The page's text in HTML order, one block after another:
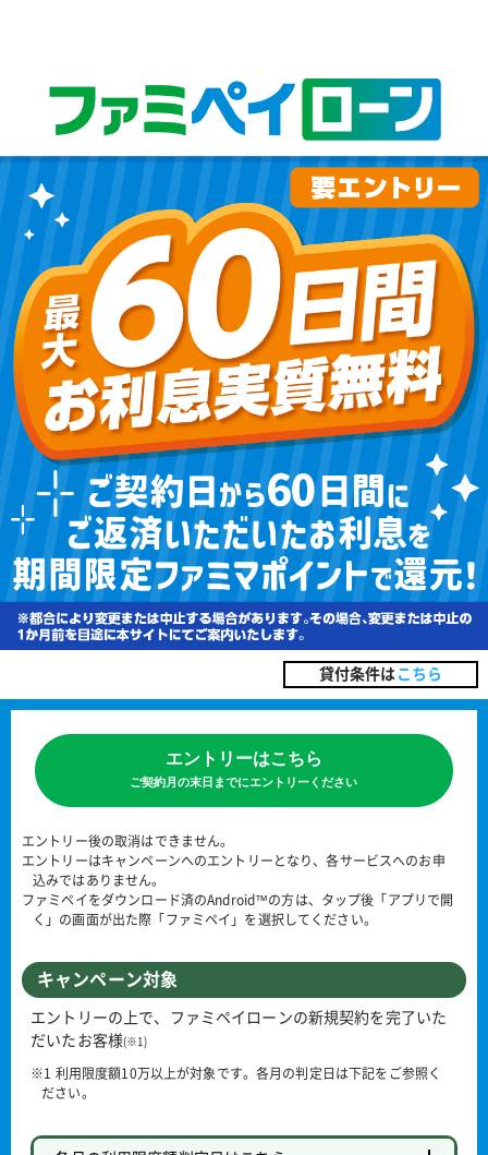
貸付条件は こちら
エントリーはこちら
ご契約月の末日までにエントリーください
エントリー後の取消はできません。
エントリーはキャンペーンへのエントリーとなり、各サービスへのお申
込みではありません。
ファミペイをダウンロード済のAndroid™の方は、タップ後「アプリで開
く」の画面が出た際「ファミペイ」を選択してください。
キャンペーン対象
エントリーの上で、ファミペイローンの新規契約を完了いた
だいたお客様(※1)
※1 利用限度額10万以上が対象です。各月の判定日は下記をご参照く
ださい。